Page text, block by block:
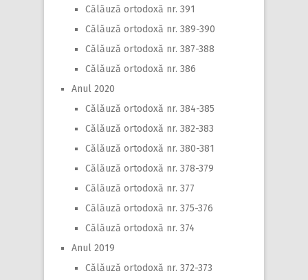
Călăuză ortodoxă nr. 391
Călăuză ortodoxă nr. 389-390
Călăuză ortodoxă nr. 387-388
Călăuză ortodoxă nr. 386
Anul 2020
Călăuză ortodoxă nr. 384-385
Călăuză ortodoxă nr. 382-383
Călăuză ortodoxă nr. 380-381
Călăuză ortodoxă nr. 378-379
Călăuză ortodoxă nr. 377
Călăuză ortodoxă nr. 375-376
Călăuză ortodoxă nr. 374
Anul 2019
Călăuză ortodoxă nr. 372-373